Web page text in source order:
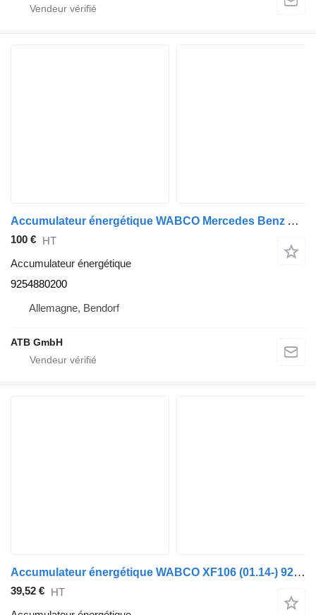
Accumulateur énergétique WABCO Mercedes Benz Actros 2545 MP4, 9254880200 pour tracteur routier Mercedes-Benz Actros MP4 ,2545
100 € HT
Accumulateur énergétique
9254880200
Allemagne, Bendorf
ATB GmbH
Accumulateur énergétique WABCO XF106 (01.14-) 9254811500 pour tracteur routier DAF XF106 (2014-)
39,52 € HT